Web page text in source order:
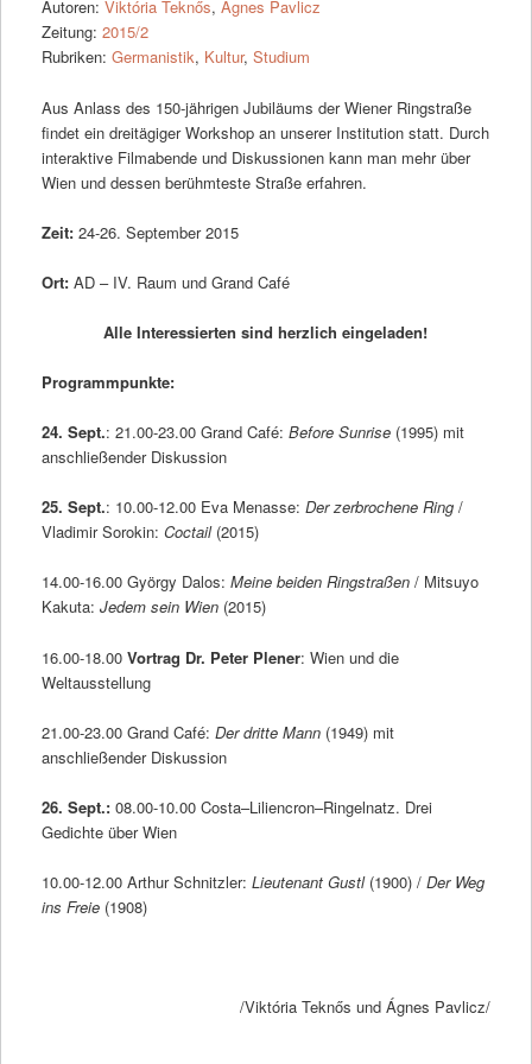
Autoren: Viktória Teknős, Ágnes Pavlicz
Zeitung: 2015/2
Rubriken: Germanistik, Kultur, Studium
Aus Anlass des 150-jährigen Jubiläums der Wiener Ringstraße
findet ein dreitägiger Workshop an unserer Institution statt. Durch
interaktive Filmabende und Diskussionen kann man mehr über
Wien und dessen berühmteste Straße erfahren.
Zeit:24-26. September 2015
Ort:AD – IV. Raum und Grand Café
Alle Interessierten sind herzlich eingeladen!
Programmpunkte:
24. Sept.: 21.00-23.00 Grand Café: Before Sunrise (1995) mit
anschließender Diskussion
25. Sept.: 10.00-12.00 Eva Menasse: Der zerbrochene Ring /
Vladimir Sorokin: Coctail (2015)
14.00-16.00 György Dalos: Meine beiden Ringstraßen / Mitsuyo
Kakuta: Jedem sein Wien (2015)
16.00-18.00 Vortrag Dr. Peter Plener: Wien und die
Weltausstellung
21.00-23.00 Grand Café: Der dritte Mann (1949) mit
anschließender Diskussion
26. Sept.:08.00-10.00 Costa–Liliencron–Ringelnatz. Drei
Gedichte über Wien
10.00-12.00 Arthur Schnitzler: Lieutenant Gustl (1900) / Der Weg
ins Freie (1908)
/Viktória Teknős und Ágnes Pavlicz/